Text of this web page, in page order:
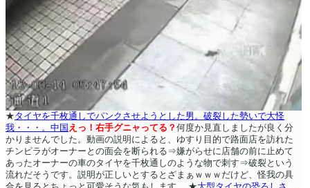
★タイヤを千枚通しでパンクさせようとした男。破裂した勢いで大怪
我・・・。中国 えっ！右手グニャってる？ 何度か見直しましたが良く分
かりませんでした。動画の説明によると、ゆすり目的で路面店を訪れた
チンピラがオーナーとの面会を断られる⇒嫌がらせに店舗の前に止めて
あったオーナーの車のタイヤを千枚通しのような物で刺す⇒破裂という
流れだそうです。説明が正しいとするとざまぁｗｗｗだけど、怪我の具